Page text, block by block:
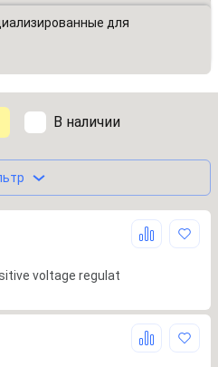
для
В наличии
voltage regulat